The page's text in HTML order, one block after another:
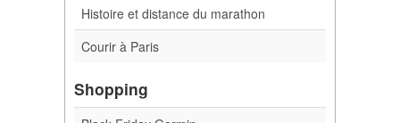
Histoire et distance du marathon
Courir à Paris
Shopping